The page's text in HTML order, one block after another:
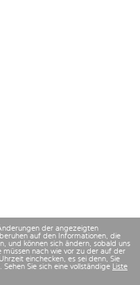
der angezeigten
auf den Informationen, die
und können sich ändern, sobald uns
nach wie vor zu der auf der
einchecken, es sei denn, Sie
Sie sich eine vollständige Liste